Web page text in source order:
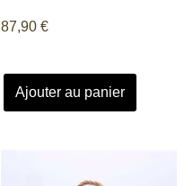
87,90 €
Ajouter au panier